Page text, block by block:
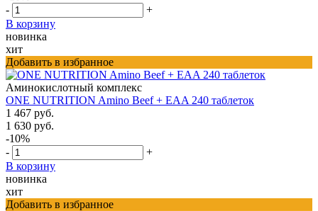
-
+
В корзину
новинка
хит
Добавить в избранное
Аминокислотный комплекс
ONE NUTRITION Amino Beef + EAA 240 таблеток
1 467 руб.
1 630 руб.
-10%
-
+
В корзину
новинка
хит
Добавить в избранное